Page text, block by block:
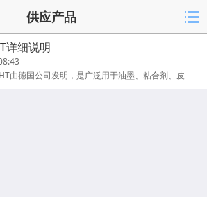
供应产品
详细说明
德国公司发明，是广泛用于油墨、粘合剂、皮
、涂料和电子工业中的添加剂。抗氧剂BHT详细说